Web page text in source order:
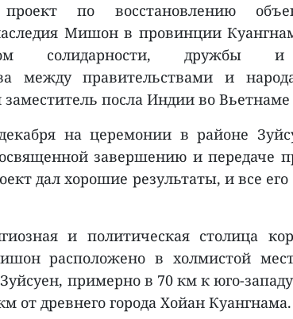
по восстановлению
Мишон в провинции
солидарности, дружбы и
между правительствами и
посла Индии во
на церемонии в районе
завершению и передаче
дал хорошие результаты, и все
и политическая столица
расположено в холмистой
примерно в 70 км к юго-
от древнего города Хойан Куангнама.